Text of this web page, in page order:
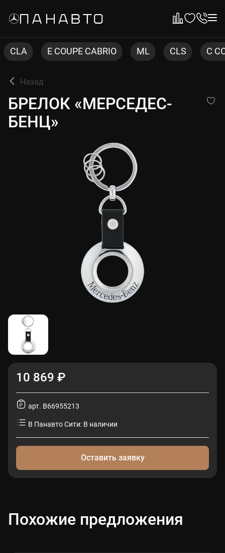
E COUPE CABRIO ML CLS C COUPE
Назад
БРЕЛОК «МЕРСЕДЕС-БЕНЦ»
БРЕЛОК «МЕРСЕДЕС-
БЕНЦ»
10 869 ₽
арт. B66955213
В Панавто Сити: В наличии
Оставить заявку
Похожие предложения